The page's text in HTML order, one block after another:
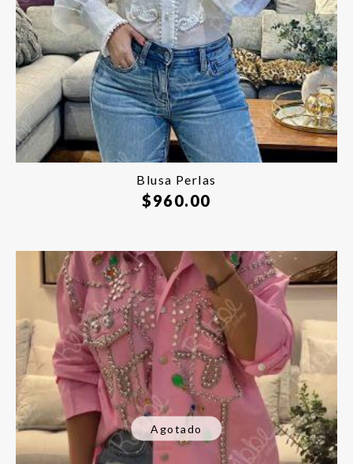
Blusa Perlas
$960.00
Agotado